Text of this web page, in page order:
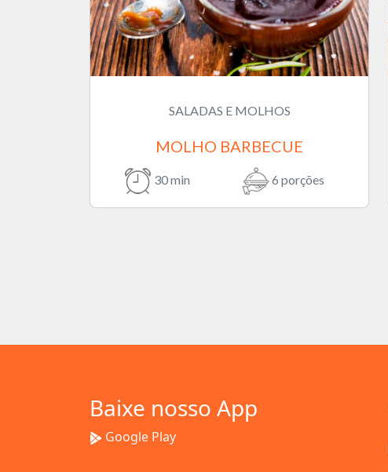
SALADAS E MOLHOS
MOLHO BARBECUE
30 min 6 porções
Baixe nosso App
Google Play